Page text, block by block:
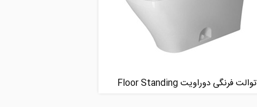
توالت فرنگی دوراویت Floor Standing